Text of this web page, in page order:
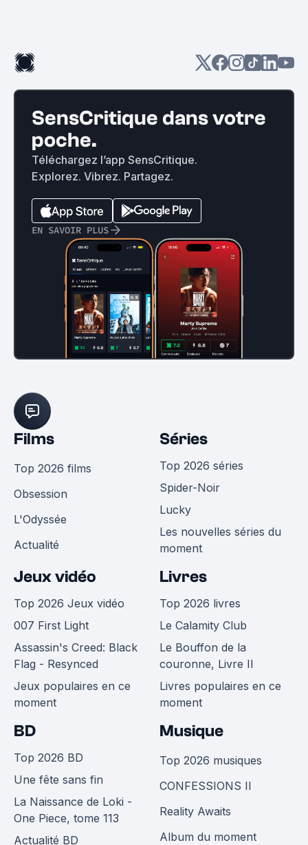
SensCritique dans votre
poche.
Téléchargez l’app SensCritique.
Explorez. Vibrez. Partagez.
EN SAVOIR PLUS
Films
Top 2026 films
Obsession
L'Odyssée
Actualité
Séries
Top 2026 séries
Spider-Noir
Lucky
Les nouvelles séries du
moment
Jeux vidéo
Top 2026 Jeux vidéo
007 First Light
Assassin's Creed: Black
Flag - Resynced
Jeux populaires en ce
moment
Livres
Top 2026 livres
Le Calamity Club
Le Bouffon de la
couronne, Livre II
Livres populaires en ce
moment
BD
Top 2026 BD
Une fête sans fin
La Naissance de Loki -
One Piece, tome 113
Actualité BD
Musique
Top 2026 musiques
CONFESSIONS II
Reality Awaits
Album du moment